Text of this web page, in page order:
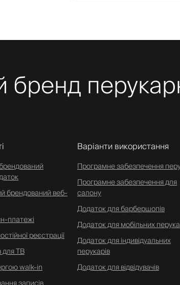
бренд
брендований веб-
платежі
реєстрації
для ТВ
walk-in
Варіанти використання
Програмне забезпечення
Програмне забезпечення для
салону
Додаток для барбершопів
Додаток для мобільних
Додаток для індивідуальних
перукарів
Додаток для відвідувачів